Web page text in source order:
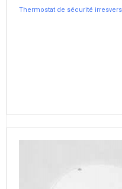
Thermostat de sécurité